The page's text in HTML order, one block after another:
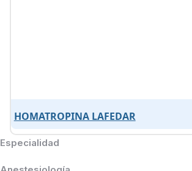
HOMATROPINA LAFEDAR
Especialidad